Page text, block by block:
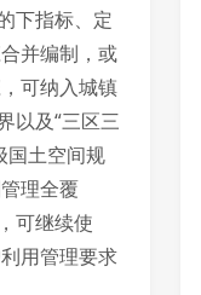
下指标、定
并编制，或
可纳入城镇
以及“三区三
国土空间规
理全覆
可继续使
用管理要求